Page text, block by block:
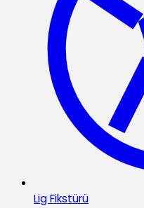
Lig Fikstürü